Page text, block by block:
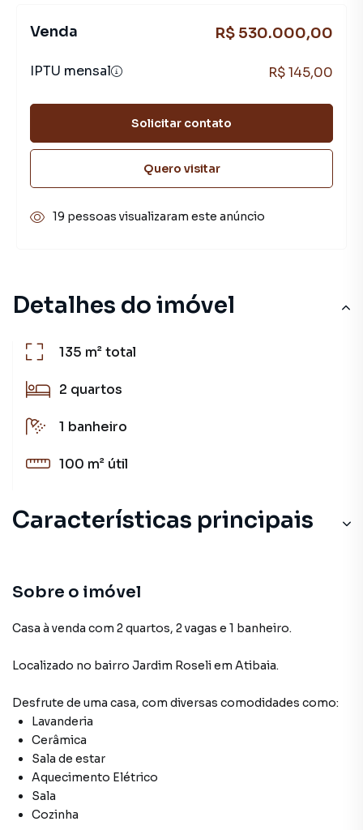
Detalhes do imóvel
135 m²total
2 quartos
1 banheiro
100 m² útil
Características principais
Sobre o imóvel
Casa à venda com 2 quartos, 2 vagas e 1 banheiro.
Localizado no bairro Jardim Roseliem Atibaia.
Desfrute de uma casa, com diversas comodidades como:
Lavanderia
Cerâmica
Sala de estar
Aquecimento Elétrico
Sala
Cozinha
Venda R$ 530.000,00
IPTU mensal R$ 145,00
Solicitar contato
Quero visitar
19 pessoas visualizaram este anúncio